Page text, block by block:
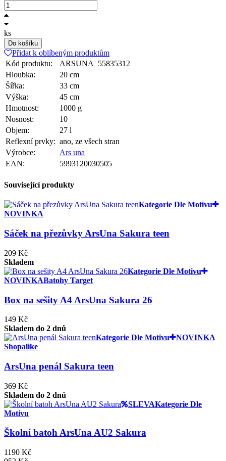
ks
Do košíku
Přidat k oblíbeným produktům
Kód produktu:
ARSUNA_55835312
Hloubka:
20 cm
Šířka:
33 cm
Výška:
45 cm
Hmotnost:
1000 g
Nosnost:
10
Objem:
27 l
Reflexní prvky: ano, ze všech stran
Výrobce:
Ars una
EAN:
5993120030505
Související produkty
Kategorie Dle Motivu
NOVINKA
Sáček na přezůvky ArsUna Sakura teen
209 Kč
Skladem
Kategorie Dle Motivu
NOVINKABatohy Target
Box na sešity A4 ArsUna Sakura 26
149 Kč
Skladem do 2 dnů
Kategorie Dle Motivu
NOVINKA
Shopalike
ArsUna penál Sakura teen
369 Kč
Skladem do 2 dnů
SLEVAKategorie Dle
Motivu
Školní batoh ArsUna AU2 Sakura
1190 Kč